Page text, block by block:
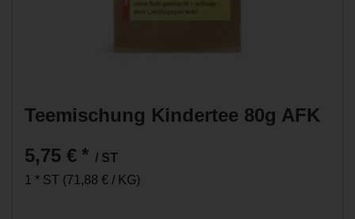
Teemischung Kindertee 80g AFK
5,75 € * / ST
1 * ST (71,88 € / KG)